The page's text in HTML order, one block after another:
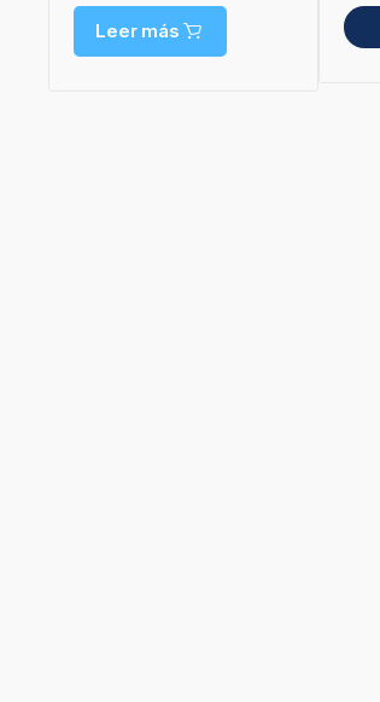
Leer más